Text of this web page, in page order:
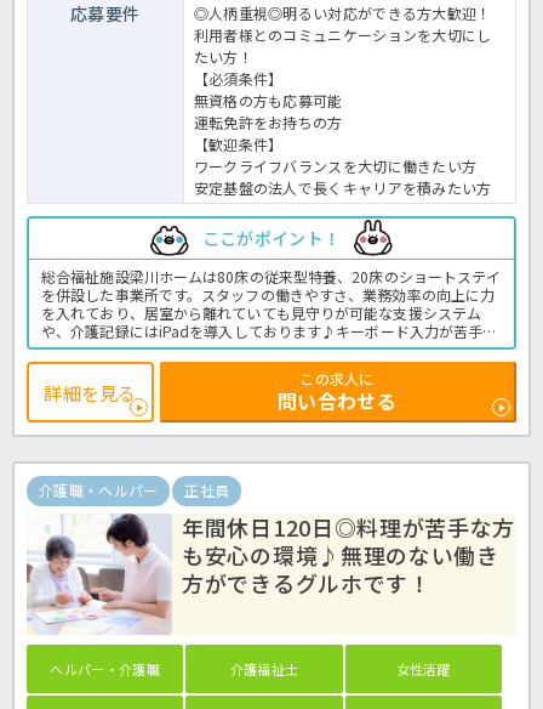
応募要件
◎人柄重視◎明るい対応ができる方大歓迎！
利用者様とのコミュニケーションを大切にし
たい方！
【必須条件】
無資格の方も応募可能
運転免許をお持ちの方
【歓迎条件】
ワークライフバランスを大切に働きたい方
安定基盤の法人で長くキャリアを積みたい方
ここがポイント！
総合福祉施設梁川ホームは80床の従来型特養、20床のショートステイ
を併設した事業所です。スタッフの働きやすさ、業務効率の向上に力
を入れており、居室から離れていても見守りが可能な支援システム
や、介護記録にはiPadを導入しております♪キーボード入力が苦手な
方も、音声入力も可能ですので安心です◎年間休日も122日あり、ワ
ークライフバランスも充実！待遇面では計4.1か月分支給の賞与、住
居手当や扶養手当の支給と安心の好待遇です！経験・資格問わず募集
中ですので、気になる方はお気軽にほっ介護までお問い合わせくださ
い！特別養護老人ホームでの介護業務全般です。＜介護職 正職員
特養の求人＞
詳細を見る
この求人に
問い合わせる
介護職・ヘルパー 正社員
年間休日120日◎料理が苦手な方
も安心の環境♪無理のない働き
方ができるグルホです！
ヘルパー・介護職 介護福祉士 女性活躍